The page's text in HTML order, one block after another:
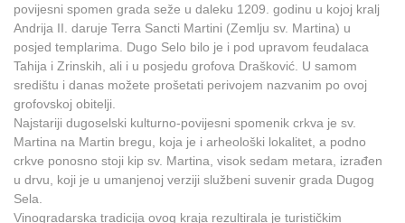
povijesni spomen grada seže u daleku 1209. godinu u kojoj kralj
Andrija II. daruje Terra Sancti Martini (Zemlju sv. Martina) u
posjed templarima. Dugo Selo bilo je i pod upravom feudalaca
Tahija i Zrinskih, ali i u posjedu grofova Drašković. U samom
središtu i danas možete prošetati perivojem nazvanim po ovoj
grofovskoj obitelji.
Najstariji dugoselski kulturno-povijesni spomenik crkva je sv.
Martina na Martin bregu, koja je i arheološki lokalitet, a podno
crkve ponosno stoji kip sv. Martina, visok sedam metara, izrađen
u drvu, koji je u umanjenoj verziji službeni suvenir grada Dugog
Sela.
Vinogradarska tradicija ovog kraja rezultirala je turističkim